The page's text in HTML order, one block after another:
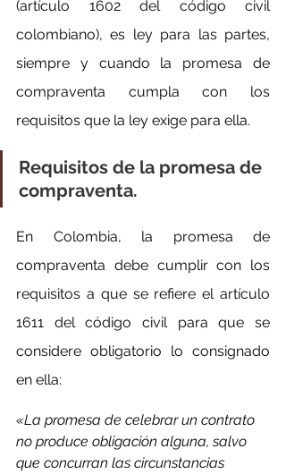
(artículo 1602 del código civil
colombiano), es ley para las partes,
siempre y cuando la promesa de
compraventa cumpla con los
requisitos que la ley exige para ella.
Requisitos de la promesa de
compraventa.
En Colombia, la promesa de
compraventa debe cumplir con los
requisitos a que se refiere el artículo
1611 del código civil para que se
considere obligatorio lo consignado
en ella:
«La promesa de celebrar un contrato
no produce obligación alguna, salvo
que concurran las circunstancias